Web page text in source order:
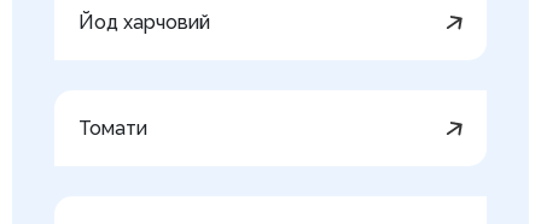
Йод харчовий
Томати